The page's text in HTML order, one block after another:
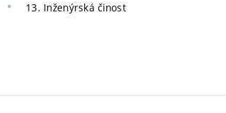
13. Inženýrská činost